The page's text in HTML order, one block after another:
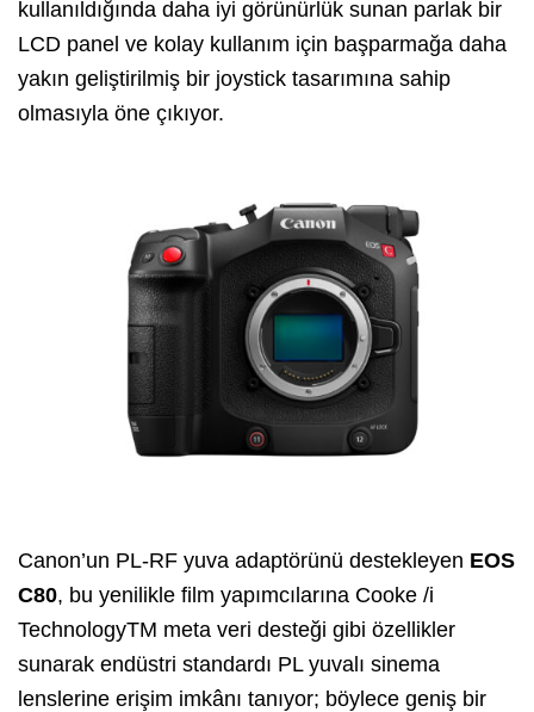
kullanıldığında daha iyi görünürlük sunan parlak bir
LCD panel ve kolay kullanım için başparmağa daha
yakın geliştirilmiş bir joystick tasarımına sahip
olmasıyla öne çıkıyor.
Canon’un PL-RF yuva adaptörünü destekleyen EOS
C80, bu yenilikle film yapımcılarına Cooke /i
TechnologyTM meta veri desteği gibi özellikler
sunarak endüstri standardı PL yuvalı sinema
lenslerine erişim imkânı tanıyor; böylece geniş bir